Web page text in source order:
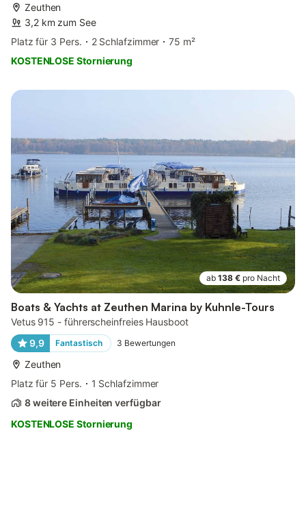
Zeuthen
3,2 km zum See
Platz für 3 Pers.
2 Schlafzimmer
75 m²
KOSTENLOSE Stornierung
ab 138 € pro Nacht
Boats & Yachts at Zeuthen Marina by Kuhnle-Tours
Vetus 915 - führerscheinfreies Hausboot
9,9
Fantastisch 3 Bewertungen
Zeuthen
Platz für 5 Pers.
1 Schlafzimmer
8 weitere Einheiten verfügbar
KOSTENLOSE Stornierung